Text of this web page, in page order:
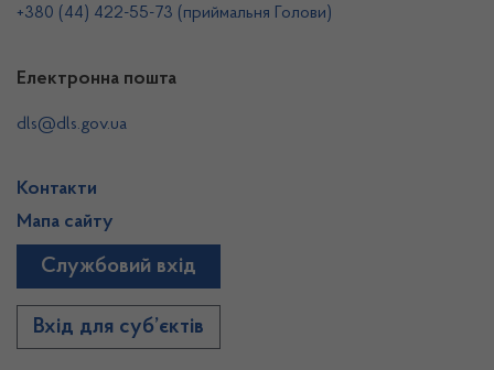
+380 (44) 422-55-73 (приймальня Голови)
Електронна пошта
dls@dls.gov.ua
Контакти
Мапа сайту
Службовий вхід
Вхід для суб’єктів